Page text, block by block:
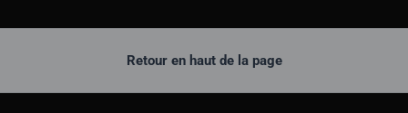
Retour en haut de la page